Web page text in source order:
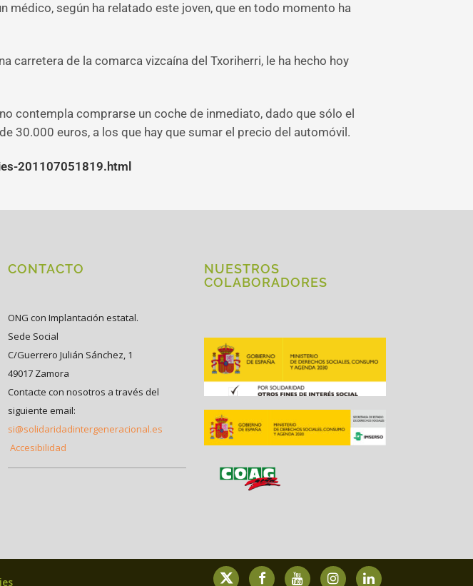
médico, según ha relatado este joven, que en todo momento ha
carretera de la comarca vizcaína del Txoriherri, le ha hecho hoy
contempla comprarse un coche de inmediato, dado que sólo el
30.000 euros, a los que hay que sumar el precio del automóvil.
201107051819.html
CONTACTO
ONG con Implantación estatal.
Sede Social
C/Guerrero Julián Sánchez, 1
49017 Zamora
Contacte con nosotros a través del
siguiente email:
si@solidaridadintergeneracional.es
Accesibilidad
NUESTROS
COLABORADORES